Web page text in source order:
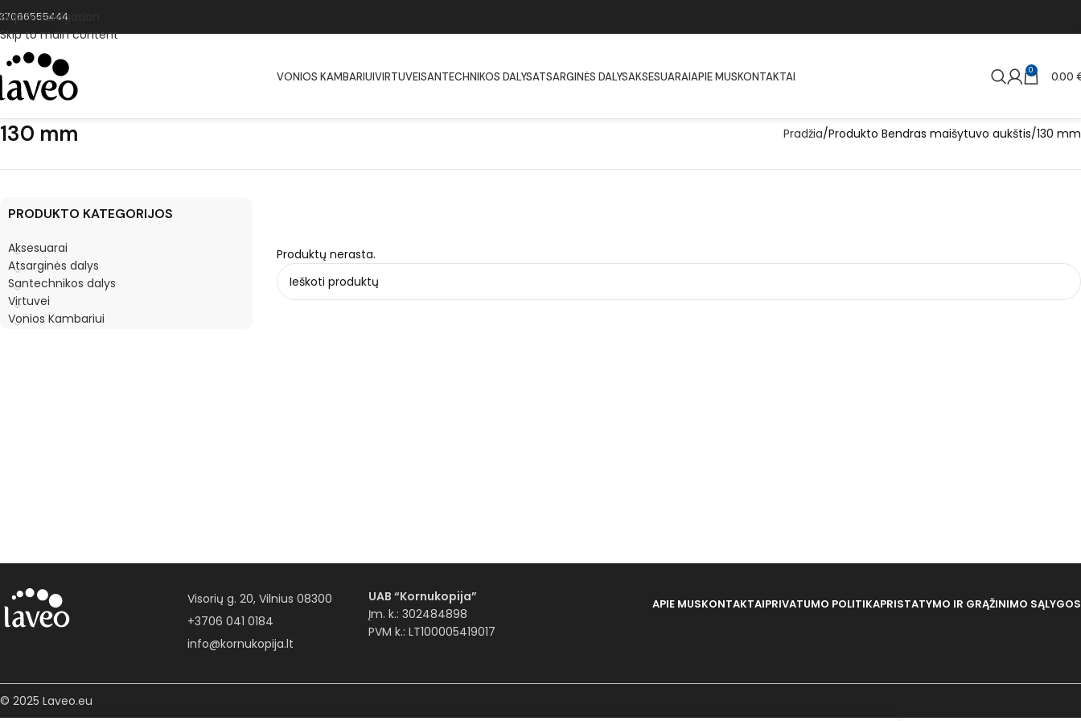
Skip to navigation
Skip to main content
VONIOS KAMBARIUIVIRTUVEISANTECHNIKOS DALYSATSARGINĖS DALYSAKSESUARAIAPIE MUSKONTAKTAI 0 0.00
130 mm Pradžia Produkto Bendras maišytuvo aukštis 130 mm
PRODUKTO KATEGORIJOS
Aksesuarai
Atsarginės dalys
Santechnikos dalys
Virtuvei
Vonios Kambariui
Produktų nerasta.
Visorių g. 20, Vilnius 08300
+3706 041 0184
info@kornukopija.lt
UAB “Kornukopija”
Įm. k.: 302484898
PVM k.: LT100005419017
APIE MUSKONTAKTAIPRIVATUMO POLITIKAPRISTATYMO IR GRĄŽINIMO SĄLYGOS
© 2025 Laveo.eu